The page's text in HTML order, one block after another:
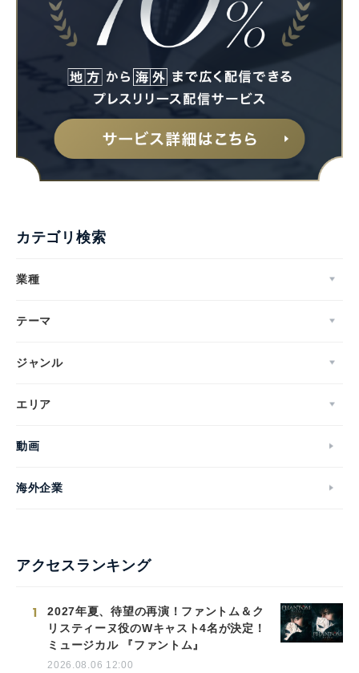
カテゴリ検索
業種
テーマ
ジャンル
エリア
動画
海外企業
アクセスランキング
1
2027年夏、待望の再演！ファントム＆ク
リスティーヌ役のWキャスト4名が決定！
ミュージカル 『ファントム』
2026.08.06 12:00